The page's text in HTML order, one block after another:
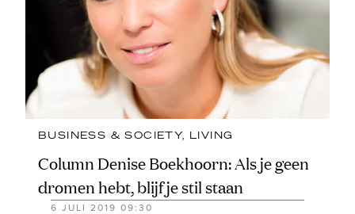
BUSINESS & SOCIETY, LIVING
Column Denise Boekhoorn: Als je geen
dromen hebt, blijf je stil staan
6 JULI 2019 09:30